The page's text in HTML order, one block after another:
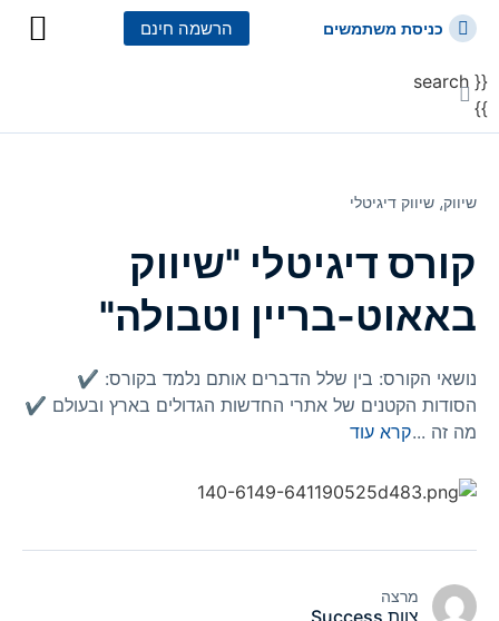
כניסת משתמשים הרשמה חינם
{{ search
}}
שיווק⸲ שיווק דיגיטלי
קורס דיגיטלי "שיווק
באאוט-בריין וטבולה"
נושאי הקורס: בין שלל הדברים אותם נלמד בקורס: ✔️
הסודות הקטנים של אתרי החדשות הגדולים בארץ ובעולם ✔️
מה זה ...קרא עוד
מרצה
צוות Success